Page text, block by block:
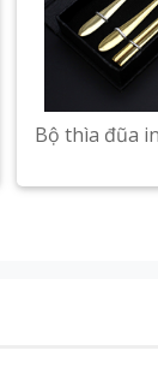
Bộ thìa đũa